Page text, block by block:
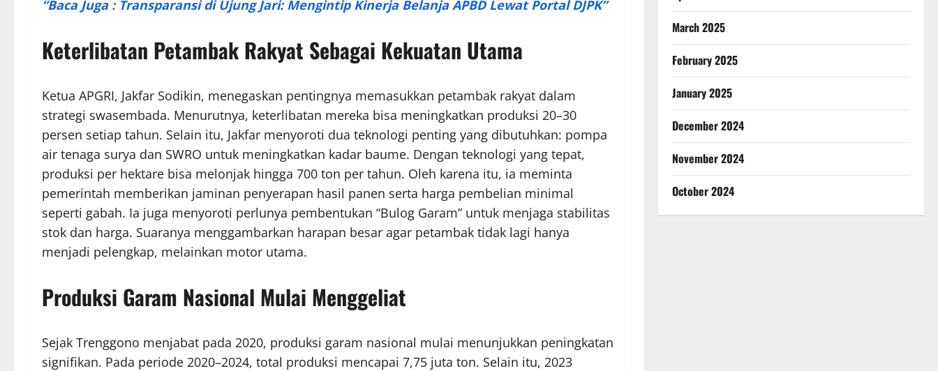
“Baca Juga : Transparansi di Ujung Jari: Mengintip Kinerja Belanja APBD Lewat Portal DJPK”
Keterlibatan Petambak Rakyat Sebagai Kekuatan Utama
Ketua APGRI, Jakfar Sodikin, menegaskan pentingnya memasukkan petambak rakyat dalam
strategi swasembada. Menurutnya, keterlibatan mereka bisa meningkatkan produksi 20–30
persen setiap tahun. Selain itu, Jakfar menyoroti dua teknologi penting yang dibutuhkan: pompa
air tenaga surya dan SWRO untuk meningkatkan kadar baume. Dengan teknologi yang tepat,
produksi per hektare bisa melonjak hingga 700 ton per tahun. Oleh karena itu, ia meminta
pemerintah memberikan jaminan penyerapan hasil panen serta harga pembelian minimal
seperti gabah. Ia juga menyoroti perlunya pembentukan “Bulog Garam” untuk menjaga stabilitas
stok dan harga. Suaranya menggambarkan harapan besar agar petambak tidak lagi hanya
menjadi pelengkap, melainkan motor utama.
Produksi Garam Nasional Mulai Menggeliat
Sejak Trenggono menjabat pada 2020, produksi garam nasional mulai menunjukkan peningkatan
signifikan. Pada periode 2020–2024, total produksi mencapai 7,75 juta ton. Selain itu, 2023
March 2025
February 2025
January 2025
December 2024
November 2024
October 2024